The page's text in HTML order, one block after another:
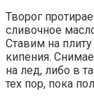
Творог
сливочное
Ставим на
кипения.
на лед, либо в
тех пор, пока